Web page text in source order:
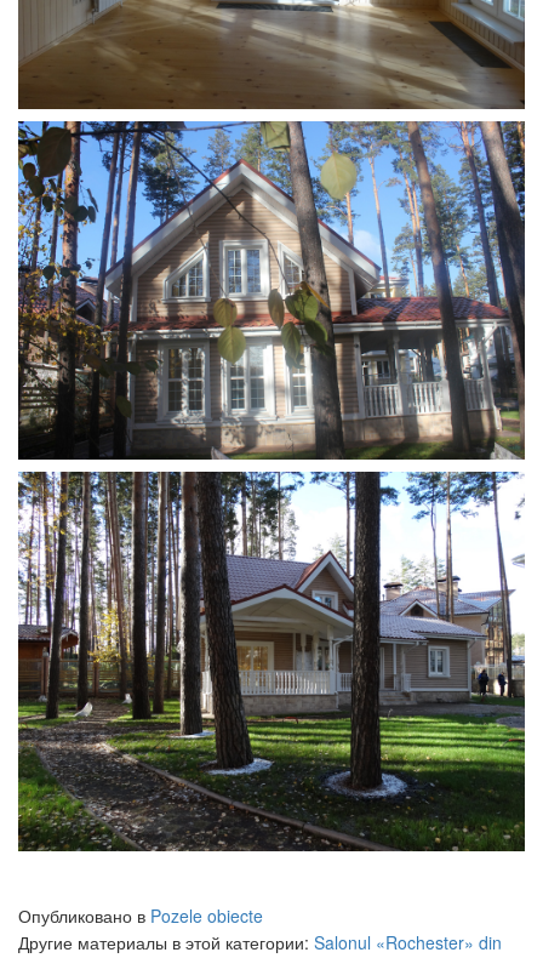
Опубликовано в Pozele obiecte
Другие материалы в этой категории: Salonul «Rochester» din